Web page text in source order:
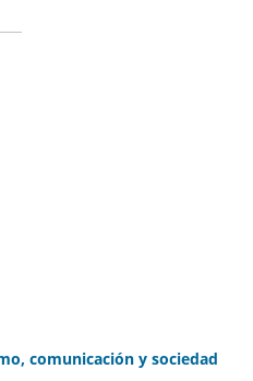
comunicación y sociedad